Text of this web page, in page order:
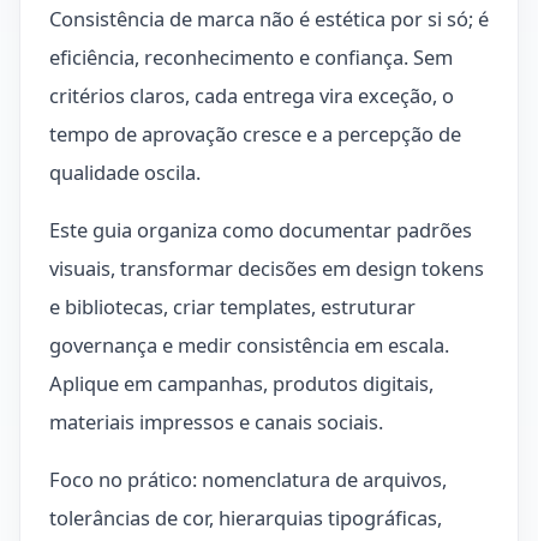
Consistência de marca não é estética por si só; é
eficiência, reconhecimento e confiança. Sem
critérios claros, cada entrega vira exceção, o
tempo de aprovação cresce e a percepção de
qualidade oscila.
Este guia organiza como documentar padrões
visuais, transformar decisões em design tokens
e bibliotecas, criar templates, estruturar
governança e medir consistência em escala.
Aplique em campanhas, produtos digitais,
materiais impressos e canais sociais.
Foco no prático: nomenclatura de arquivos,
tolerâncias de cor, hierarquias tipográficas,